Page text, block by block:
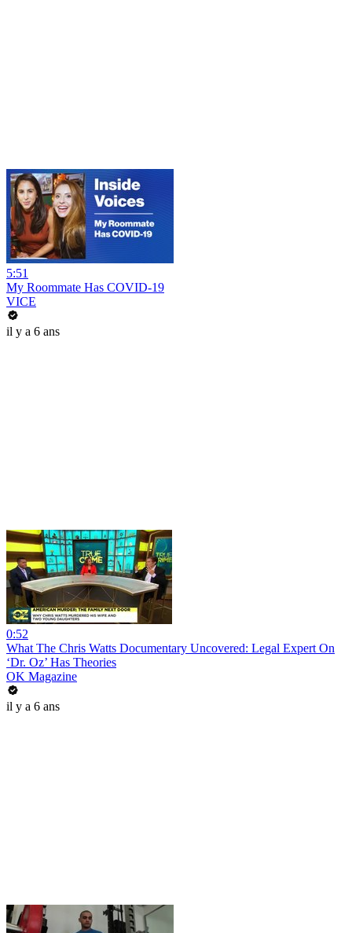
5:51
My Roommate Has COVID-19
VICE
il y a 6 ans
0:52
What The Chris Watts Documentary Uncovered: Legal Expert On
‘Dr. Oz’ Has Theories
OK Magazine
il y a 6 ans